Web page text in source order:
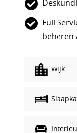
Full
beheren
Wijk